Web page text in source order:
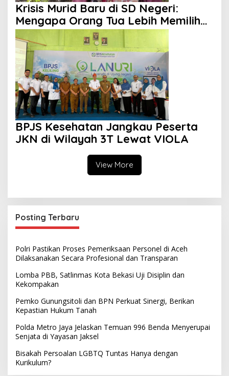
Krisis Murid Baru di SD Negeri:
Mengapa Orang Tua Lebih Memilih
Sekolah Swasta?
BPJS Kesehatan Jangkau Peserta
JKN di Wilayah 3T Lewat VIOLA
View More
Posting Terbaru
Polri Pastikan Proses Pemeriksaan Personel di Aceh
Dilaksanakan Secara Profesional dan Transparan
Lomba PBB, Satlinmas Kota Bekasi Uji Disiplin dan
Kekompakan
Pemko Gunungsitoli dan BPN Perkuat Sinergi, Berikan
Kepastian Hukum Tanah
Polda Metro Jaya Jelaskan Temuan 996 Benda Menyerupai
Senjata di Yayasan Jaksel
Bisakah Persoalan LGBTQ Tuntas Hanya dengan
Kurikulum?